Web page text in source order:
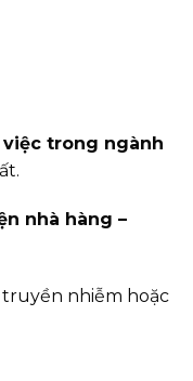
trong ngành
nhà hàng –
nhiễm hoặc